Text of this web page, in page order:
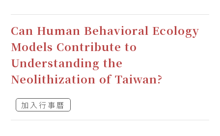
Can Human Behavioral Ecology
Models Contribute to
Understanding the
Neolithization of Taiwan?
加入行事曆